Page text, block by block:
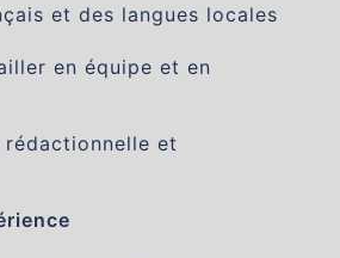
et des langues locales
en équipe et en
rédactionnelle et